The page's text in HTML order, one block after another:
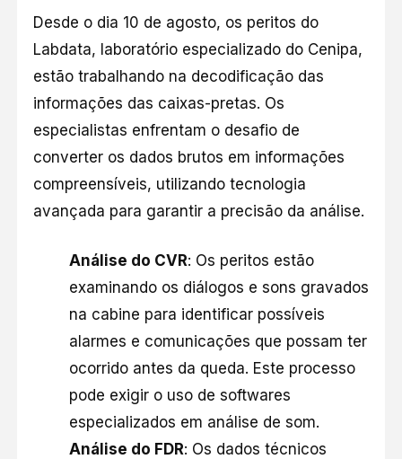
Desde o dia 10 de agosto, os peritos do
Labdata, laboratório especializado do Cenipa,
estão trabalhando na decodificação das
informações das caixas-pretas. Os
especialistas enfrentam o desafio de
converter os dados brutos em informações
compreensíveis, utilizando tecnologia
avançada para garantir a precisão da análise.
Análise do CVR: Os peritos estão
examinando os diálogos e sons gravados
na cabine para identificar possíveis
alarmes e comunicações que possam ter
ocorrido antes da queda. Este processo
pode exigir o uso de softwares
especializados em análise de som.
Análise do FDR: Os dados técnicos